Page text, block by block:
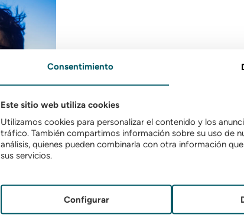
Consentimiento
Este sitio web utiliza cookies
Utilizamos cookies para personalizar el contenido y los
tráfico. También compartimos información sobre su uso de
análisis, quienes pueden combinarla con otra información
sus servicios.
Configurar